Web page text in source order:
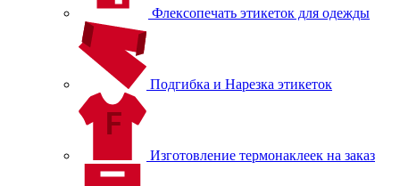
Флексопечать этикеток для одежды
Подгибка и Нарезка этикеток
Изготовление термонаклеек на заказ